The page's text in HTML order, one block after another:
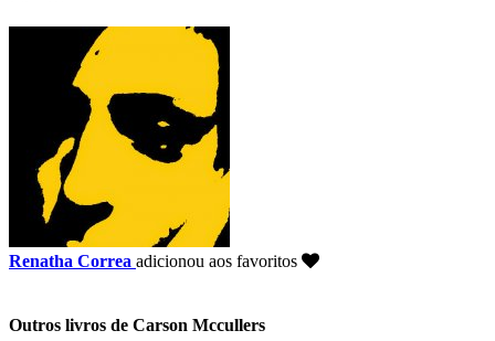
Renatha Correa adicionou aos favoritos
Outros livros de Carson Mccullers